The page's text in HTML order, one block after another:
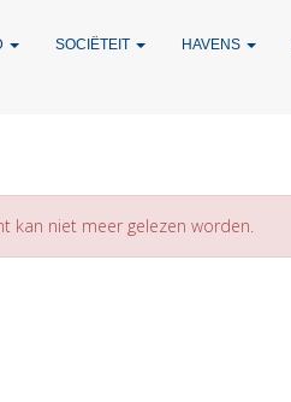
SOCIËTEIT HAVENS
kan niet meer gelezen worden.